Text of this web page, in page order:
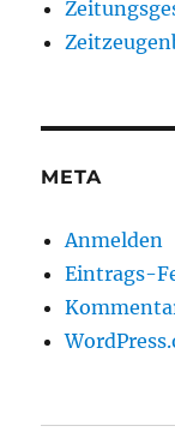
META
Anmelden
Eintrags-